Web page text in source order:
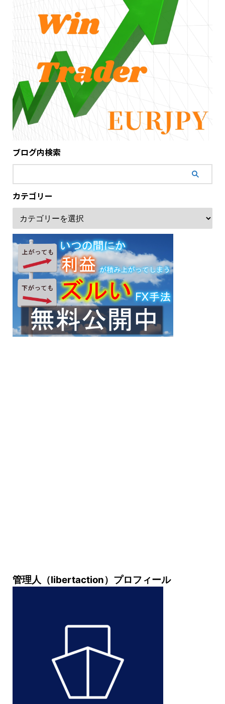
ブログ内検索
カテゴリー
管理人（libertaction）プロフィール